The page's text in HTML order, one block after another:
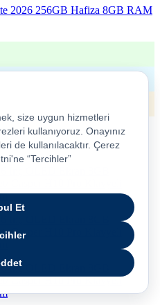
2026 256GB Hafiza 8GB RAM